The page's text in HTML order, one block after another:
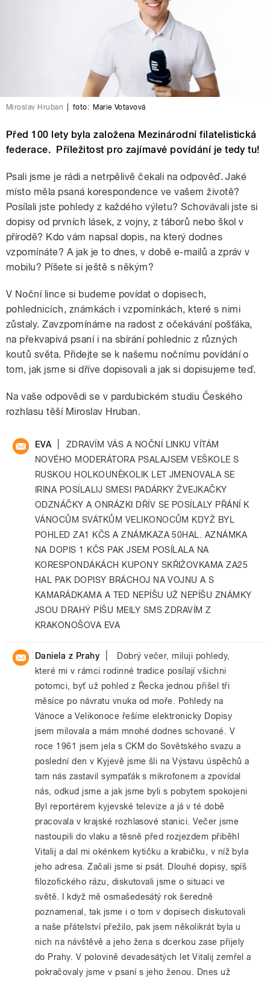
Miroslav Hruban foto: Marie Votavová
Před 100 lety byla založena Mezinárodní filatelistická
federace. Příležitost pro zajímavé povídání je tedy tu!
Psali jsme je rádi a netrpělivě čekali na odpověď. Jaké
místo měla psaná korespondence ve vašem životě?
Posílali jste pohledy z každého výletu? Schovávali jste si
dopisy od prvních lásek, z vojny, z táborů nebo škol v
přírodě? Kdo vám napsal dopis, na který dodnes
vzpomínáte? A jak je to dnes, v době e-mailů a zpráv v
mobilu? Píšete si ještě s někým?
V Noční lince si budeme povídat o dopisech,
pohlednicích, známkách i vzpomínkách, které s nimi
zůstaly. Zavzpomínáme na radost z očekávání pošťáka,
na překvapivá psaní i na sbírání pohlednic z různých
koutů světa. Přidejte se k našemu nočnímu povídání o
tom, jak jsme si dříve dopisovali a jak si dopisujeme teď.
Na vaše odpovědi se v pardubickém studiu Českého
rozhlasu těší Miroslav Hruban.
EVA
ZDRAVÍM VÁS A NOČNÍ LINKU VÍTÁM
NOVÉHO MODERÁTORA PSALAJSEM VEŠKOLE S
RUSKOU HOLKOUNĚKOLIK LET JMENOVALA SE
IRINA POSÍLALIJ SMESI PADÁRKY ŽVEJKAČKY
ODZNÁČKY A ONRÁZKI DŘÍV SE POSÍLALY PŘÁNÍ K
VÁNOCŮM SVÁTKŮM VELIKONOCŮM KDYŽ BYL
POHLED ZA1 KČS A ZNÁMKAZA 50HAL. AZNÁMKA
NA DOPIS 1 KČS PAK JSEM POSÍLALA NA
KORESPONDÁKÁCH KUPONY SKŘIŽOVKAMA ZA25
HAL PAK DOPISY BRÁCHOJ NA VOJNU A S
KAMARÁDKAMA A TED NEPÍŠU UŽ NEPÍŠU ZNÁMKY
JSOU DRAHÝ PÍŠU MEILY SMS ZDRAVÍM Z
KRAKONOŠOVA EVA
Daniela z Prahy
Dobrý večer, miluji pohledy,
které mi v rámci rodinné tradice posílají všichni
potomci, byť už pohled z Řecka jednou přišel tři
měsíce po návratu vnuka od moře. Pohledy na
Vánoce a Velikonoce řešíme elektronicky Dopisy
jsem milovala a mám mnohé dodnes schované. V
roce 1961 jsem jela s CKM do Sovětského svazu a
poslední den v Kyjevě jsme šli na Výstavu úspěchů a
tam nás zastavil sympaťák s mikrofonem a zpovídal
nás, odkud jsme a jak jsme byli s pobytem spokojeni
Byl reportérem kyjevské televize a já v té době
pracovala v krajské rozhlasové stanici. Večer jsme
nastoupili do vlaku a těsně před rozjezdem přiběhl
Vitalij a dal mi okénkem kytičku a krabičku, v níž byla
jeho adresa. Začali jsme si psát. Dlouhé dopisy, spíš
filozofického rázu, diskutovali jsme o situaci ve
světě. I když mě osmašedesátý rok šeredně
poznamenal, tak jsme i o tom v dopisech diskutovali
a naše přátelství přežilo, pak jsem několikrát byla u
nich na návštěvě a jeho žena s dcerkou zase přijely
do Prahy. V polovině devadesátých let Vitalij zemřel a
pokračovaly jsme v psaní s jeho ženou. Dnes už